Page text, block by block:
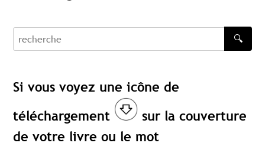
recherche
🔍
Si vous voyez une icône de
téléchargement
sur la couverture
de votre livre ou le mot